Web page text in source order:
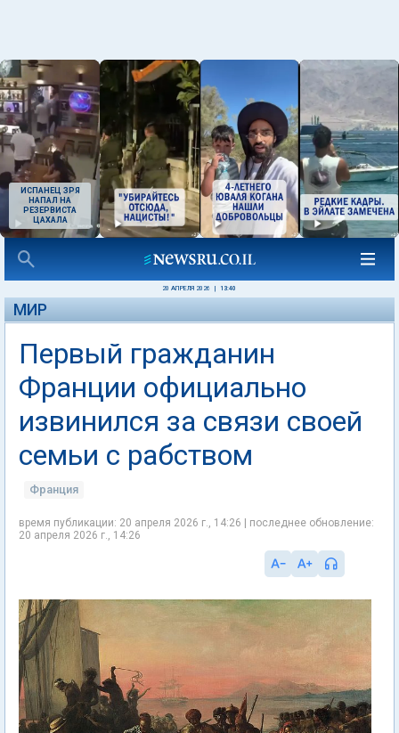
ИСПАНЕЦ ЗРЯ
НАПАЛ НА
РЕЗЕРВИСТА
ЦАХАЛА
20 АПРЕЛЯ 2026 13:40
МИР
Первый гражданин
Франции официально
извинился за связи своей
семьи с рабством
Франция
время публикации: 20 апреля 2026 г., 14:26 | последнее обновление:
20 апреля 2026 г., 14:26